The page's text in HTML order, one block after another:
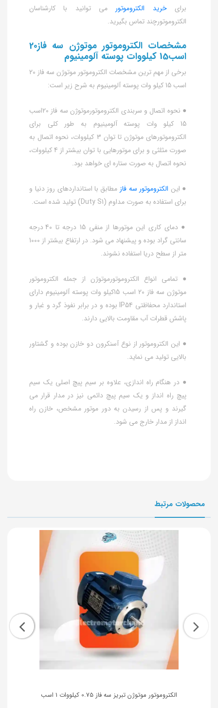
برایخرید الکتروموتور می توانید با کارشناسان
الکتروموتورچند تماس بگیرید.
مشخصات الکتروموتور موتوژن سه فاز20
اسب15 کیلووات پوسته آلومینیوم
برخی از مهم ترین مشخصات الکتروموتور موتوژن سه فاز 20
اسب 15 کیلو وات پوسته آلومینیوم به شرح زیر است:
● نحوه اتصال و سربندی الکتروموتورموتوژن سه فاز 20اسب
15 کیلو وات پوسته آلومینیوم به طور کلی برای
الکتروموتورهای موتوژن تا توان 3 کیلووات، نحوه اتصال به
صورت مثلثی و برای موتورهایی با توان بیشتر از 4 کیلووات،
نحوه اتصال به صورت ستاره ای خواهد بود.
● این الکتروموتور سه فاز مطابق با استانداردهای روز دنیا و
برای استفاده به صورت مداوم (Duty S1) تولید شده است.
● دمای کاری این موتورها از منفی 15 درجه تا 40 درجه
سانتی گراد بوده و پیشنهاد می شود. در ارتفاع بیشتر از 1000
متر از سطح دریا استفاده نشوند.
● تمامی انواع الکتروموتورموتوژن از جمله الکتروموتور
موتوژن سه فاز 20 اسب 15کیلو وات پوسته آلومینیوم دارای
استاندارد محفاظتی IP54 بوده و در برابر نفوذ گرد و غبار و
پاشش قطرات آب مقاومت بالایی دارند.
● این الکتروموتور از نوع آسنکرون دو خازن بوده و گشتاور
بالایی تولید می نماید.
● در هنگام راه اندازی، علاوه بر سیم پیچ اصلی یک سیم
پیچ راه انداز و یک سیم پیچ دائمی نیز در مدار قرار می
گیرند و پس از رسیدن به دور موتور مشخص، خازن راه
انداز از مدار خارج می شود.
محصولات مرتبط
الکتروموتور موتوژن تبریز سه فاز 0.75 کیلووات 1 اسب